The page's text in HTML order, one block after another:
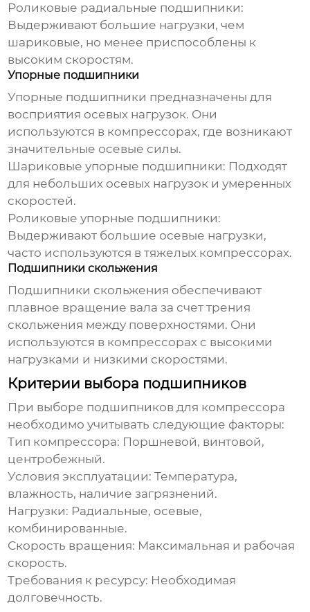
Роликовые радиальные подшипники:
Выдерживают большие нагрузки, чем
шариковые, но менее приспособлены к
высоким скоростям.
Упорные подшипники
Упорные подшипники предназначены для
восприятия осевых нагрузок. Они
используются в компрессорах, где возникают
значительные осевые силы.
Шариковые упорные подшипники: Подходят
для небольших осевых нагрузок и умеренных
скоростей.
Роликовые упорные подшипники:
Выдерживают большие осевые нагрузки,
часто используются в тяжелых компрессорах.
Подшипники скольжения
Подшипники скольжения обеспечивают
плавное вращение вала за счет трения
скольжения между поверхностями. Они
используются в компрессорах с высокими
нагрузками и низкими скоростями.
Критерии выбора подшипников
При выборе подшипников для компрессора
необходимо учитывать следующие факторы:
Тип компрессора: Поршневой, винтовой,
центробежный.
Условия эксплуатации: Температура,
влажность, наличие загрязнений.
Нагрузки: Радиальные, осевые,
комбинированные.
Скорость вращения: Максимальная и рабочая
скорость.
Требования к ресурсу: Необходимая
долговечность.